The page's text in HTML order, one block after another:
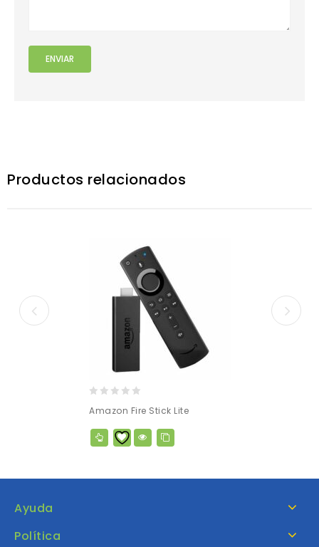
Productos relacionados
out
of
Amazon Fire Stick Lite
Ayuda
Política